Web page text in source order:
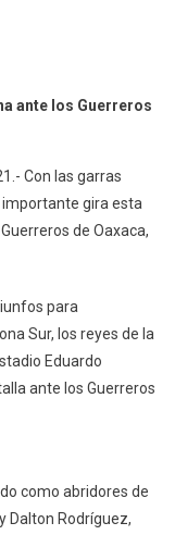
ante los Guerreros
Con las garras
importante gira esta
de Oaxaca,
para
Sur, los reyes de la
Eduardo
ante los Guerreros
como abridores de
Dalton Rodríguez,